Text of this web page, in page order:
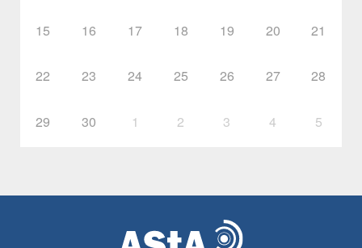
15 16 17 18 19 20 21
22 23 24 25 26 27 28
29 30 1 2 3 4 5